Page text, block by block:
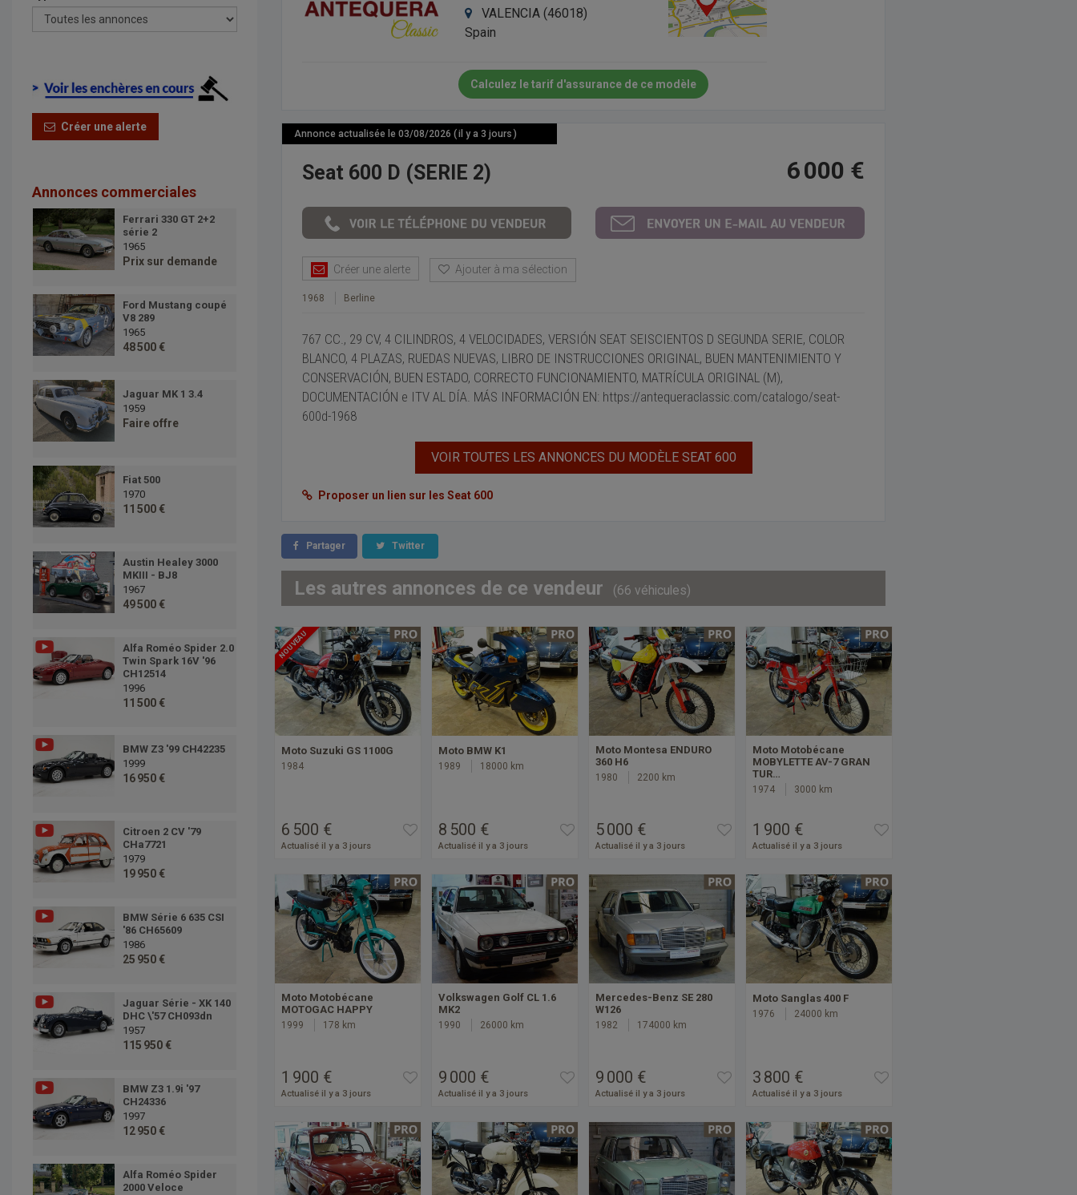
Créer une alerte
Annonces commerciales
Ferrari 330 GT 2+2
série 2
1965
Prix sur demande
Ford Mustang coupé
V8 289
1965
48 500 €
Jaguar MK 1 3.4
1959
Faire offre
Fiat 500
1970
11 500 €
Austin Healey 3000
MKIII - BJ8
1967
49 500 €
Alfa Roméo Spider 2.0
Twin Spark 16V '96
CH12514
1996
11 500 €
BMW Z3 '99 CH42235
1999
16 950 €
Citroen 2 CV '79
CHa7721
1979
19 950 €
BMW Série 6 635 CSI
'86 CH65609
1986
25 950 €
Jaguar Série - XK 140
DHC \'57 CH093dn
1957
115 950 €
BMW Z3 1.9i '97
CH24336
1997
12 950 €
Alfa Roméo Spider
2000 Veloce
VALENCIA (46018)
Spain
Calculez le tarif d'assurance de ce modèle
Annonce actualisée le 03/08/2026 ( il y a 3 jours )
Seat 600 D (SERIE 2) 6 000 €
Créer une alerte Ajouter à ma sélection
1968 Berline
767 CC., 29 CV, 4 CILINDROS, 4 VELOCIDADES, VERSIÓN SEAT SEISCIENTOS D SEGUNDA SERIE, COLOR
BLANCO, 4 PLAZAS, RUEDAS NUEVAS, LIBRO DE INSTRUCCIONES ORIGINAL, BUEN MANTENIMIENTO Y
CONSERVACIÓN, BUEN ESTADO, CORRECTO FUNCIONAMIENTO, MATRÍCULA ORIGINAL (M),
DOCUMENTACIÓN e ITV AL DÍA. MÁS INFORMACIÓN EN: https://antequeraclassic.com/catalogo/seat-
600d-1968
VOIR TOUTES LES ANNONCES DU MODÈLE SEAT 600
Proposer un lien sur les Seat 600
Partager Twitter
Les autres annonces de ce vendeur (66 véhicules)
NOUVEAU
Moto Suzuki GS 1100G
1984
6 500 €
Actualisé il y a 3 jours
Moto BMW K1
1989 18000 km
8 500 €
Actualisé il y a 3 jours
Moto Montesa ENDURO
360 H6
1980 2200 km
5 000 €
Actualisé il y a 3 jours
Moto Motobécane
MOBYLETTE AV-7 GRAN
TUR…
1974 3000 km
1 900 €
Actualisé il y a 3 jours
Moto Motobécane
MOTOGAC HAPPY
1999 178 km
1 900 €
Actualisé il y a 3 jours
Volkswagen Golf CL 1.6
MK2
1990 26000 km
9 000 €
Actualisé il y a 3 jours
Mercedes-Benz SE 280
W126
1982 174000 km
9 000 €
Actualisé il y a 3 jours
Moto Sanglas 400 F
1976 24000 km
3 800 €
Actualisé il y a 3 jours